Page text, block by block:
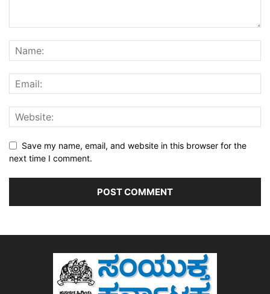
Save my name, email, and website in this browser for the
next time I comment.